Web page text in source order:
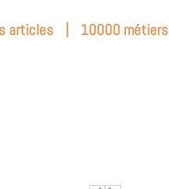
articles | 10000 métiers